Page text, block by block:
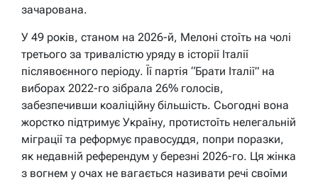
зачарована.
У 49 років, станом на 2026-й, Мелоні стоїть на чолі
третього за тривалістю уряду в історії Італії
післявоєнного періоду. Її партія “Брати Італії” на
виборах 2022-го зібрала 26% голосів,
забезпечивши коаліційну більшість. Сьогодні вона
жорстко підтримує Україну, протистоїть нелегальній
міграції та реформує правосуддя, попри поразки,
як недавній референдум у березні 2026-го. Ця жінка
з вогнем у очах не вагається називати речі своїми